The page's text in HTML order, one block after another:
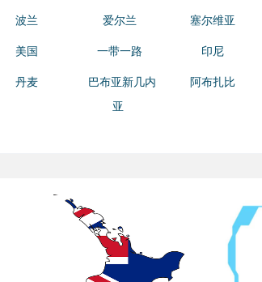
波兰 爱尔兰 塞尔维亚
美国 一带一路 印尼
丹麦
巴布亚新几内
亚
阿布扎比